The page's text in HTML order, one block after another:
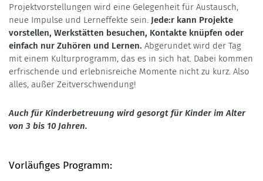
Projektvorstellungen wird eine Gelegenheit für Austausch,
neue Impulse und Lerneffekte sein. Jede:r kann Projekte
vorstellen, Werkstätten besuchen, Kontakte knüpfen oder
einfach nur Zuhören und Lernen. Abgerundet wird der Tag
mit einem Kulturprogramm, das es in sich hat. Dabei kommen
erfrischende und erlebnisreiche Momente nicht zu kurz. Also
alles, außer Zeitverschwendung!
Auch für Kinderbetreuung wird gesorgt für Kinder im Alter
von 3 bis 10 Jahren.
Vorläufiges Programm: